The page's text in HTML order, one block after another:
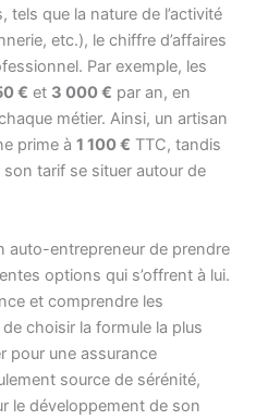
que la nature de l’activité
etc.), le chiffre d’affaires
Par exemple, les
€ et 3 000 € par an, en
métier. Ainsi, un artisan
prime à 1 100 € TTC, tandis
son tarif se situer autour de
auto-entrepreneur de prendre
options qui s’offrent à lui.
et comprendre les
choisir la formule la plus
pour une assurance
source de sérénité,
le développement de son